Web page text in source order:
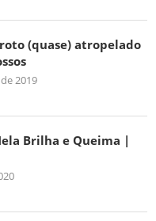
(quase) atropelado
2019
Brilha e Queima |